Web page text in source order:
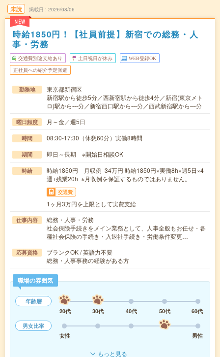
未読
NEW
掲載日 2026/08/06
時給1850円！【社員前提】新宿での総務・人
事・労務
交通費別途支給あり 土日祝日が休み WEB登録OK
正社員への紹介予定派遣
勤務地
東京都新宿区
新宿駅から徒歩5分／西新宿駅から徒歩4分／新宿(東京メト
ロ)駅から---分／新宿西口駅から---分／西武新宿駅から---分
曜日頻度 月～金／週5日
時間 08:30-17:30（休憩60分）実働8時間
期間 即日～長期 ※開始日相談OK
時給
時給1850円 月収例 34万円 時給1850円×実働8h×週5日×4
週+残業20h ※月収例を保証するものではありません。
交通費
1ヶ月3万円を上限として実費支給
仕事内容
総務・人事・労務
社会保険手続きをメイン業務として、人事全般もお任せ・各
種社会保険の手続き・入退社手続き・労働条件変更…
応募資格
ブランクOK / 英語力不要
総務・人事事務の経験がある方
職場の雰囲気
年齢層
20代
30代 40代 50代
60代
男女比率
女性
男性
もっと見る